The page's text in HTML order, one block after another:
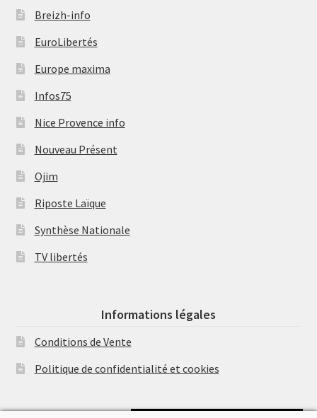
Breizh-info
EuroLibertés
Europe maxima
Infos75
Nice Provence info
Nouveau Présent
Ojim
Riposte Laïque
Synthèse Nationale
TV libertés
Informations légales
Conditions de Vente
Politique de confidentialité et cookies